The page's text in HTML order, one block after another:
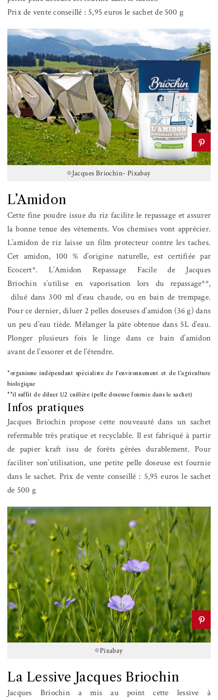
Prix de vente conseillé : 5,95 euros le sachet de 500 g
©Jacques Briochin- Pixabay
L’Amidon
Cette fine poudre issue du riz facilite le repassage et assurer
la bonne tenue des vêtements. Vos chemises vont apprécier.
L’amidon de riz laisse un film protecteur contre les taches.
Cet amidon, 100 % d’origine naturelle, est certifiée par
Ecocert*. L’Amidon Repassage Facile de Jacques
Briochin s’utilise en vaporisation lors du repassage**,
dilué dans 300 ml d’eau chaude, ou en bain de trempage.
Pour ce dernier, diluer 2 pelles doseuses d’amidon (36 g) dans
un peu d’eau tiède. Mélanger la pâte obtenue dans 5L d’eau.
Plonger plusieurs fois le linge dans ce bain d’amidon
avant de l’essorer et de l’étendre.
*organisme indépendant spécialiste de l’environnement et de l’agriculture
biologique
**il suffit de diluer 1/2 cuillère (pelle doseuse fournie dans le sachet)
Infos pratiques
Jacques Briochin propose cette nouveauté dans un sachet
refermable très pratique et recyclable. Il est fabriqué à partir
de papier kraft issu de forêts gérées durablement. Pour
faciliter son’utilisation, une petite pelle doseuse est fournie
dans le sachet. Prix de vente conseillé : 5,95 euros le sachet
de 500 g
©Pixabay
La Lessive Jacques Briochin
Jacques Briochin a mis au point cette lessive à